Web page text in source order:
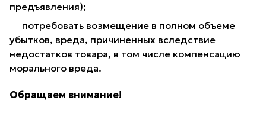
предъявления);
потребовать возмещение в полном объеме
убытков, вреда, причиненных вследствие
недостатков товара, в том числе компенсацию
морального вреда.
Обращаем внимание!